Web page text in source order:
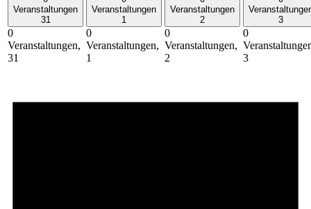
Veranstaltungen
31
0
Veranstaltungen,
31
Veranstaltungen
1
0
Veranstaltungen,
1
Veranstaltungen
2
0
Veranstaltungen,
2
3
0
3